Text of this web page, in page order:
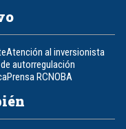
Atención al inversionista
autorregulación
Prensa RCNOBA